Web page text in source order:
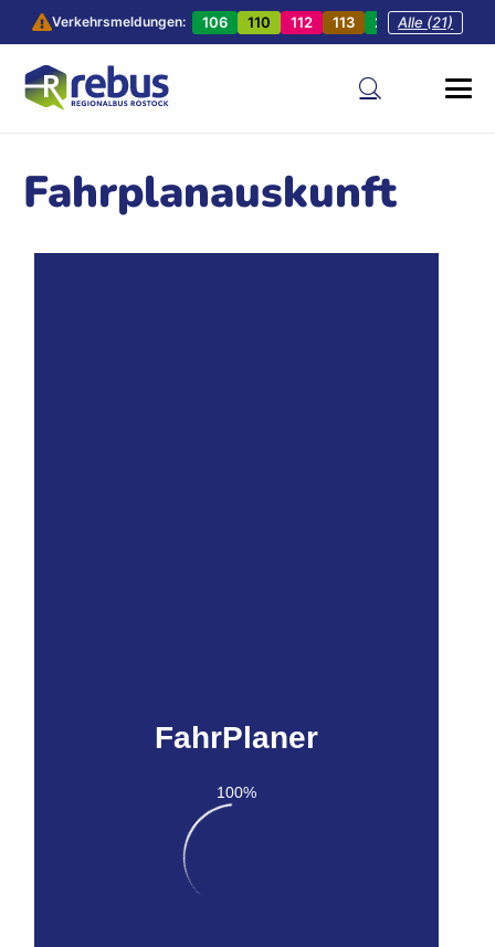
Verkehrsmeldungen: 106 110 112 113 201 202
Alle (21)
Fahrplanauskunft